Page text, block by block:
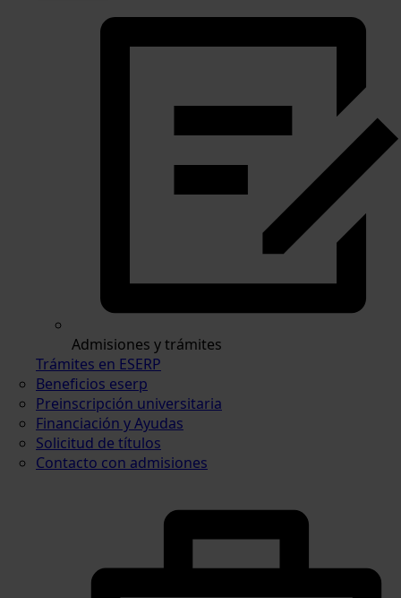
Admisiones y trámites
Trámites en ESERP
Beneficios eserp
Preinscripción universitaria
Financiación y Ayudas
Solicitud de títulos
Contacto con admisiones